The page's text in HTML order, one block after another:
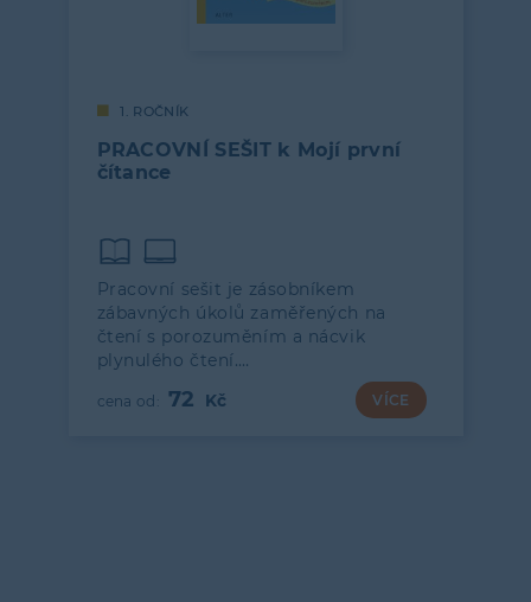
1. ROČNÍK
PRACOVNÍ SEŠIT k Mojí první
čítance
Pracovní sešit je zásobníkem
zábavných úkolů zaměřených na
čtení s porozuměním a nácvik
plynulého čtení.…
72 VÍCE